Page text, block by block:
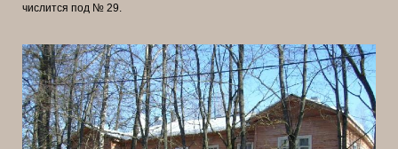
числится под № 29.